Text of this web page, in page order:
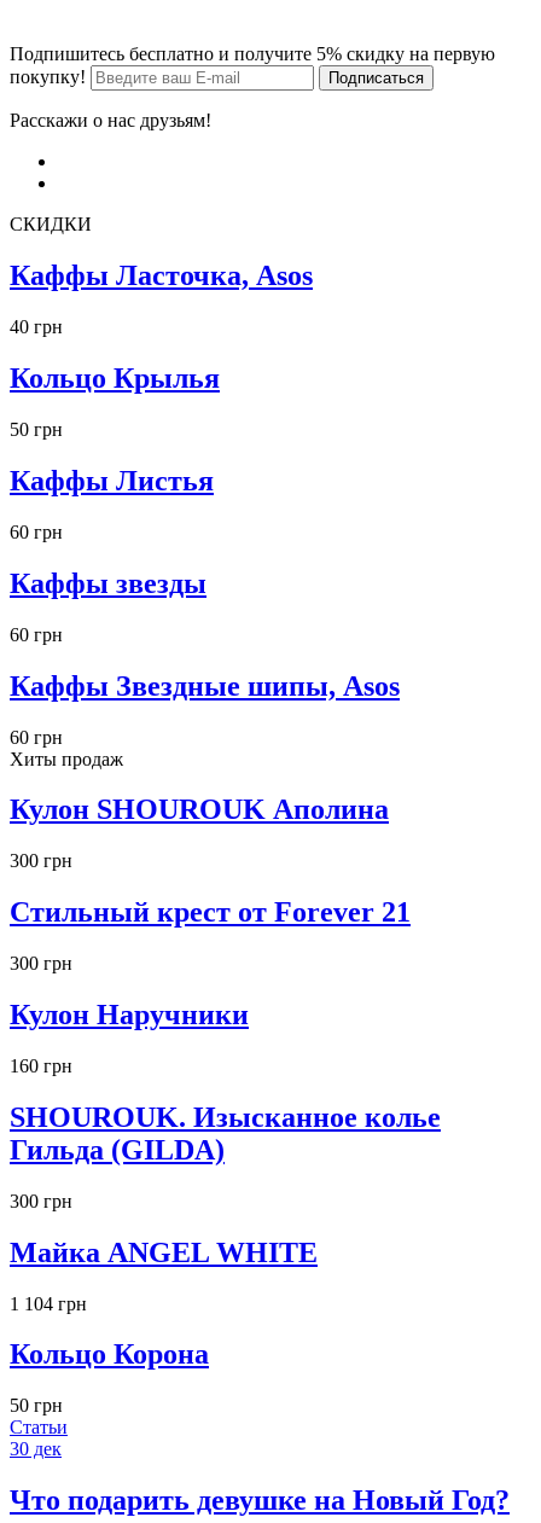
Подпишитесь бесплатно и получите 5% скидку на первую
покупку!
Расскажи о нас друзьям!
СКИДКИ
Каффы Ласточка, Asos
40 грн
Кольцо Крылья
50 грн
Каффы Листья
60 грн
Каффы звезды
60 грн
Каффы Звездные шипы, Asos
60 грн
Хиты продаж
Кулон SHOUROUK Аполина
300 грн
Стильный крест от Forever 21
300 грн
Кулон Наручники
160 грн
SHOUROUK. Изысканное колье
Гильда (GILDA)
300 грн
Майка ANGEL WHITE
1 104 грн
Кольцо Корона
50 грн
Статьи
30 дек
Что подарить девушке на Новый Год?